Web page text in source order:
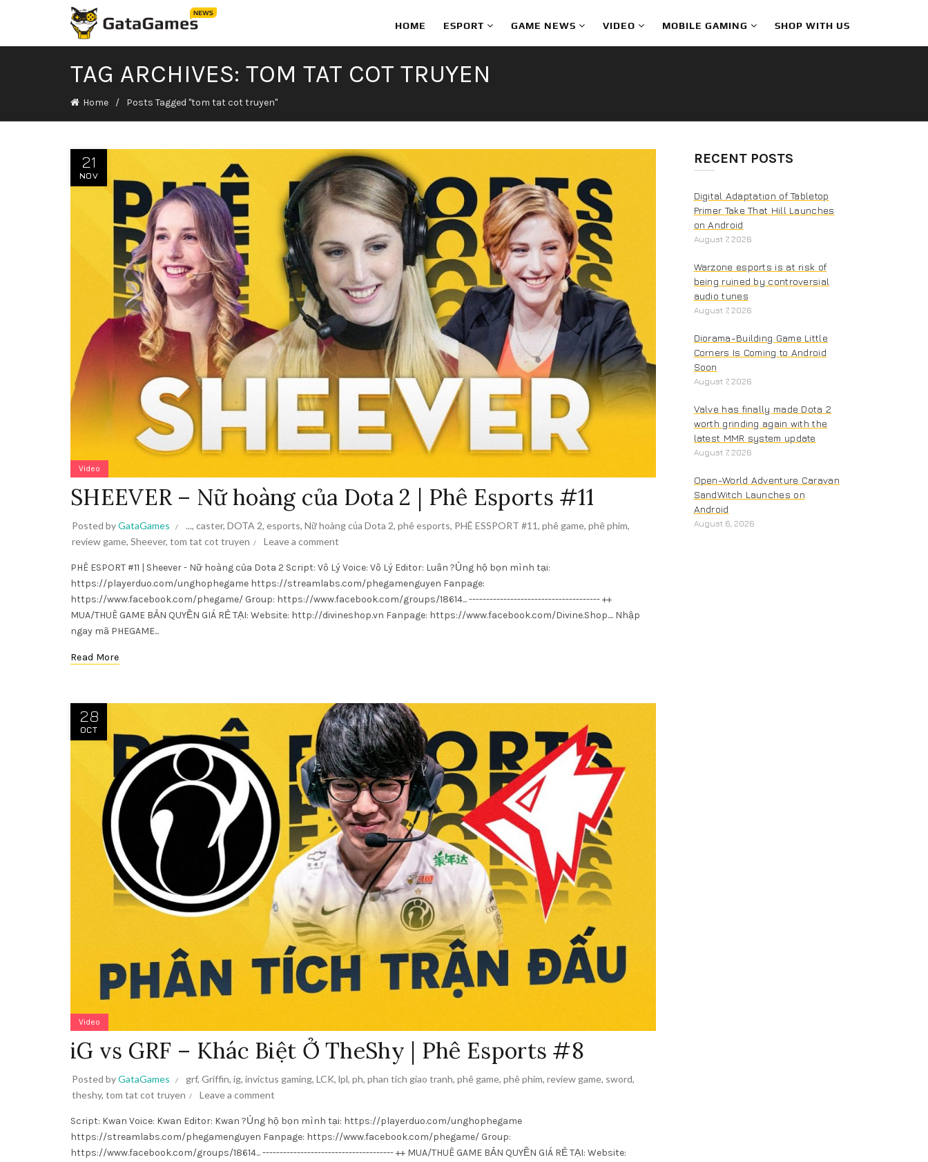
HOME ESPORT GAME NEWS VIDEO MOBILE GAMING SHOP WITH US
TAG ARCHIVES: TOM TAT COT TRUYEN
Home Posts Tagged "tom tat cot truyen"
21
NOV
Video
SHEEVER – Nữ hoàng của Dota 2 | Phê Esports #11
Posted byGataGames ..., caster, DOTA 2, esports, Nữ hoàng của Dota 2, phê esports, PHÊ ESSPORT #11, phê game, phê phim,
review game, Sheever, tom tat cot truyen Leave a comment
PHÊ ESPORT #11 | Sheever - Nữ hoàng của Dota 2 Script: Vô Lý Voice: Vô Lý Editor: Luân ?Ủng hộ bọn mình tại:
https://playerduo.com/unghophegame https://streamlabs.com/phegamenguyen Fanpage:
https://www.facebook.com/phegame/ Group: https://www.facebook.com/groups/18614... -------------------------------------- ++
MUA/THUÊ GAME BẢN QUYỀN GIÁ RẺ TẠI: Website: http://divineshop.vn Fanpage: https://www.facebook.com/Divine.Shop.... Nhập
ngay mã PHEGAME...
Read More
28
OCT
Video
iG vs GRF – Khác Biệt Ở TheShy | Phê Esports #8
Posted byGataGames grf, Griffin, ig, invictus gaming, LCK, lpl, ph, phan tich giao tranh, phê game, phê phim, review game, sword,
theshy, tom tat cot truyen Leave a comment
Script: Kwan Voice: Kwan Editor: Kwan ?Ủng hộ bọn mình tại: https://playerduo.com/unghophegame
https://streamlabs.com/phegamenguyen Fanpage: https://www.facebook.com/phegame/ Group:
https://www.facebook.com/groups/18614... -------------------------------------- ++ MUA/THUÊ GAME BẢN QUYỀN GIÁ RẺ TẠI: Website:
RECENT POSTS
Digital Adaptation of Tabletop
Primer Take That Hill Launches
on Android
August 7, 2026
Warzone esports is at risk of
being ruined by controversial
audio tunes
August 7, 2026
Diorama-Building Game Little
Corners Is Coming to Android
Soon
August 7, 2026
Valve has finally made Dota 2
worth grinding again with the
latest MMR system update
August 7, 2026
Open-World Adventure Caravan
SandWitch Launches on
Android
August 6, 2026